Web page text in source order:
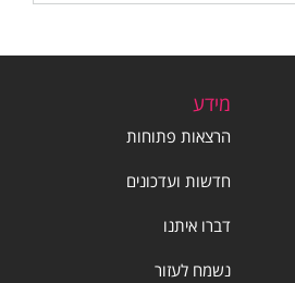
מידע
הרצאות פתוחות
חדשות ועדכונים
דברו איתנו
נשמח לעזור